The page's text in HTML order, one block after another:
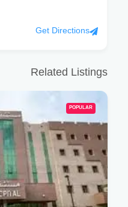
Get Directions
Related Listings
POPULAR